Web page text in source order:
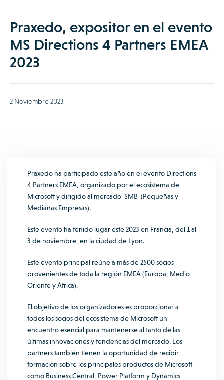
Praxedo, expositor en el evento
MS Directions 4 Partners EMEA
2023
2 Noviembre 2023
Praxedo ha participado este año en el evento Directions
4 Partners EMEA, organizado por el ecosistema de
Microsoft y dirigido al mercado SMB (Pequeñas y
Medianas Empresas).
Este evento ha tenido lugar este 2023 en Francia, del 1 al
3 de noviembre, en la ciudad de Lyon.
Este evento principal reúne a más de 2500 socios
provenientes de toda la región EMEA (Europa, Medio
Oriente y África).
El objetivo de los organizadores es proporcionar a
todos los socios del ecosistema de Microsoft un
encuentro esencial para mantenerse al tanto de las
últimas innovaciones y tendencias del mercado. Los
partners también tienen la oportunidad de recibir
formación sobre los principales productos de Microsoft
como Business Central, Power Platform y Dynamics